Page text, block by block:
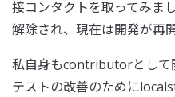
接コンタクトを取ってみま
解除され、現在は開発が再
私自身もcontributorとして
テストの改善のために